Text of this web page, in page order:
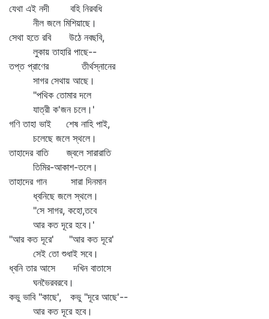
যেথা এই নদী বহি নিরবধি
নীল জলে মিশিয়াছে।
সেথা হতে রবি উঠে নবছবি,
লুকায় তাহারি পাছে--
তপ্ত প্রাণের তীর্থস্নানের
সাগর সেথায় আছে।
"পথিক তোমার দলে
যাত্রী ক'জন চলে।'
গণি তাহা ভাই শেষ নাহি পাই,
চলেছে জলে স্থলে।
তাহাদের বাতি জ্বলে সারারাতি
তিমির-আকাশ-তলে।
তাহাদের গান সারা দিনমান
ধ্বনিছে জলে স্থলে।
"সে সাগর, কহো,তবে
আর কত দূরে হবে।'
"আর কত দূরে' "আর কত দূরে'
সেই তো শুধাই সবে।
ধ্বনি তার আসে দখিন বাতাসে
ঘনভৈরবরবে।
কভু ভাবি "কাছে', কভু "দূরে আছে'--
আর কত দূরে হবে।